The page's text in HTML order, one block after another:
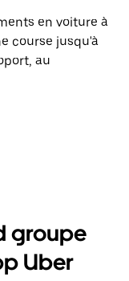
en voiture à
course jusqu'à
au
groupe
Uber